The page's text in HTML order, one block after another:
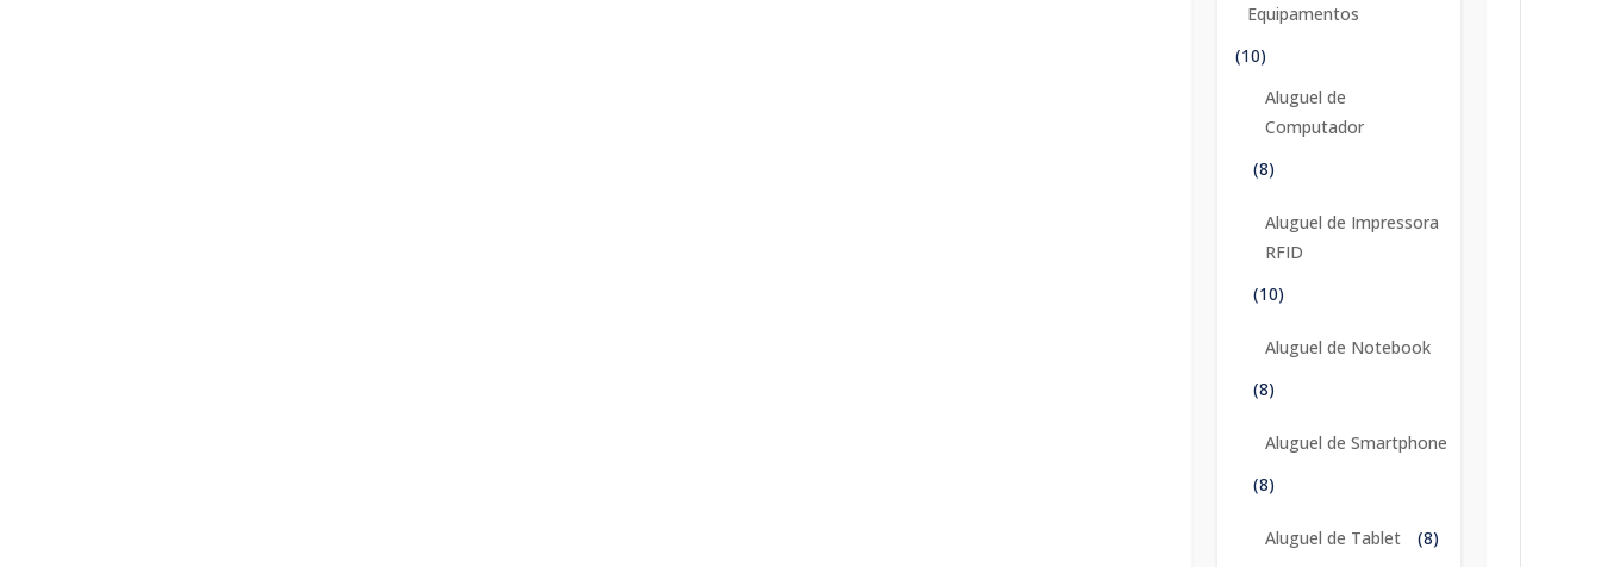
Equipamentos
(10)
Aluguel de
Computador
(8)
Aluguel de Impressora
RFID
(10)
Aluguel de Notebook
(8)
Aluguel de Smartphone
(8)
Aluguel de Tablet (8)